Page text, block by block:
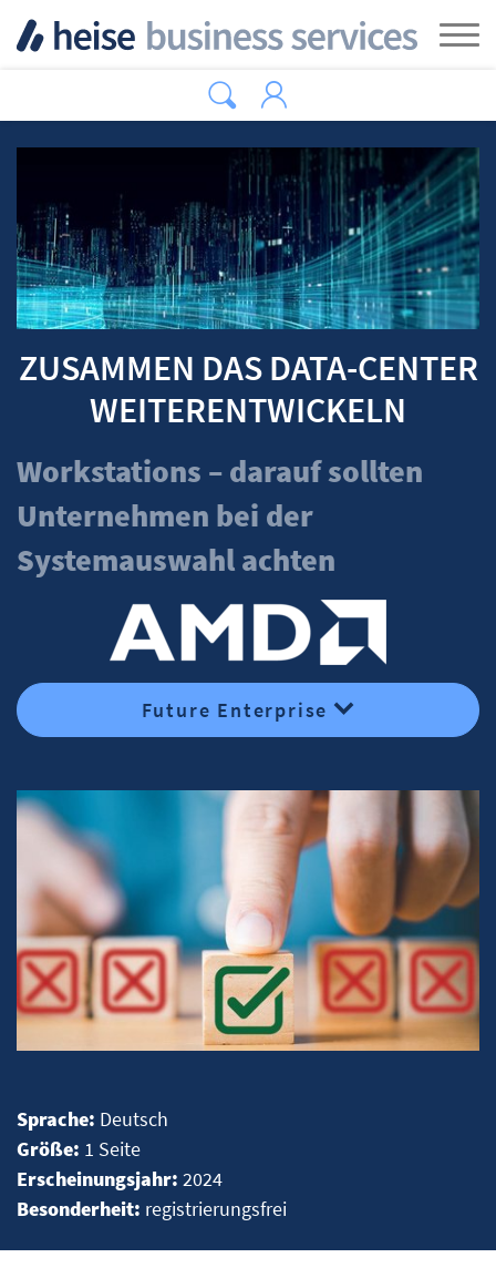
ZUSAMMEN DAS DATA-CENTER
WEITERENTWICKELN
Workstations – darauf sollten
Unternehmen bei der
Systemauswahl achten
Future Enterprise
Sprache: Deutsch
Größe: 1 Seite
Erscheinungsjahr: 2024
Besonderheit: registrierungsfrei